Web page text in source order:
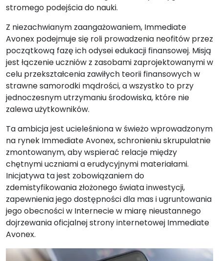
stromego podejścia do nauki.
Z niezachwianym zaangażowaniem, Immediate
Avonex podejmuje się roli prowadzenia neofitów przez
początkową fazę ich odysei edukacji finansowej. Misją
jest łączenie uczniów z zasobami zaprojektowanymi w
celu przekształcenia zawiłych teorii finansowych w
strawne samorodki mądrości, a wszystko to przy
jednoczesnym utrzymaniu środowiska, które nie
zalewa użytkowników.
Ta ambicja jest ucieleśniona w świeżo wprowadzonym
na rynek Immediate Avonex, schronieniu skrupulatnie
zmontowanym, aby wspierać relacje między
chętnymi uczniami a erudycyjnymi materiałami.
Inicjatywa ta jest zobowiązaniem do
zdemistyfikowania złożonego świata inwestycji,
zapewnienia jego dostępności dla mas i ugruntowania
jego obecności w Internecie w miarę nieustannego
dojrzewania oficjalnej strony internetowej Immediate
Avonex.